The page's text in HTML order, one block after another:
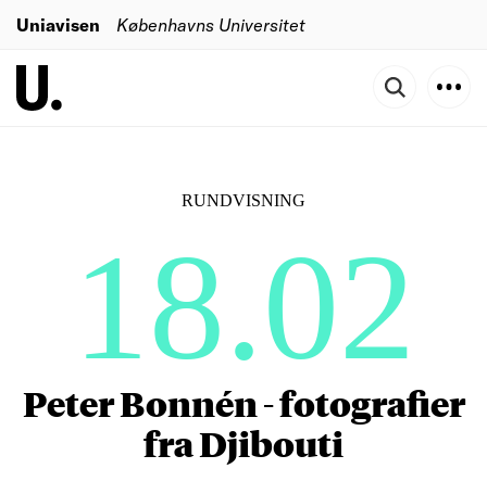
Uniavisen Københavns Universitet
RUNDVISNING
18.02
Peter Bonnén - fotografier
fra Djibouti